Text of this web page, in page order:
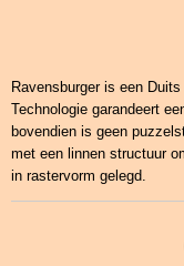
Ravensburger is een
Technologie garandeert
bovendien is geen
met een linnen structuur
in rastervorm gelegd.